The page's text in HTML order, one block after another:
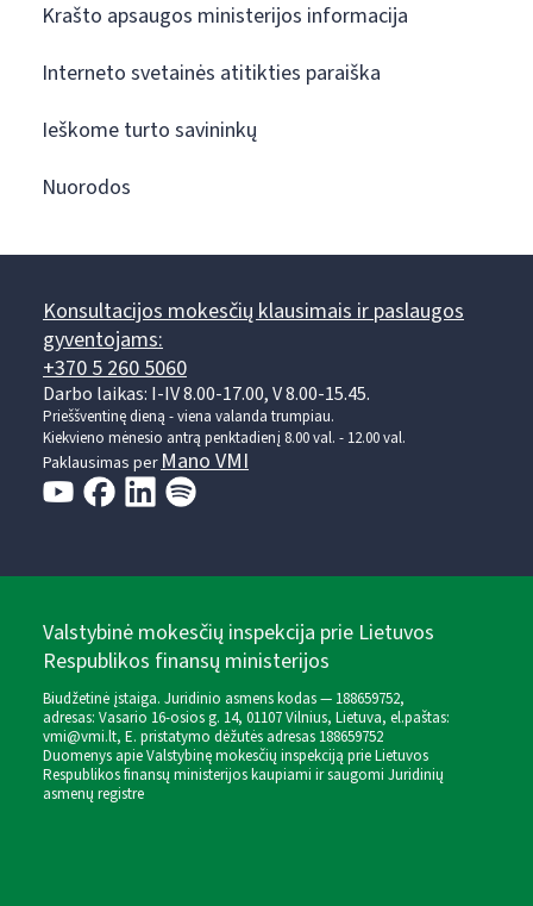
Krašto apsaugos ministerijos informacija
Interneto svetainės atitikties paraiška
Ieškome turto savininkų
Nuorodos
Konsultacijos mokesčių klausimais ir paslaugos
gyventojams:
+370 5 260 5060
Darbo laikas: I-IV 8.00-17.00, V 8.00-15.45.
Prieššventinę dieną - viena valanda trumpiau.
Kiekvieno mėnesio antrą penktadienį 8.00 val. - 12.00 val.
Paklausimas perMano VMI
Valstybinė mokesčių inspekcija prie Lietuvos
Respublikos finansų ministerijos
Biudžetinė įstaiga. Juridinio asmens kodas — 188659752,
adresas: Vasario 16-osios g. 14, 01107 Vilnius, Lietuva, el.paštas:
vmi@vmi.lt, E. pristatymo dėžutės adresas 188659752
Duomenys apie Valstybinę mokesčių inspekciją prie Lietuvos
Respublikos finansų ministerijos kaupiami ir saugomi Juridinių
asmenų registre